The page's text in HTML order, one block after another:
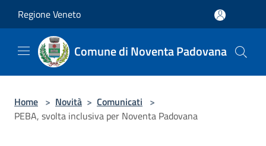
Regione Veneto
Comune di Noventa Padovana
Home > Novità > Comunicati >
PEBA, svolta inclusiva per Noventa Padovana